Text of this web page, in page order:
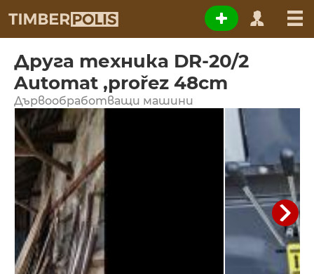
Друга техника DR-20/2
Automat ,prořez 48cm
Дървообработващи машини